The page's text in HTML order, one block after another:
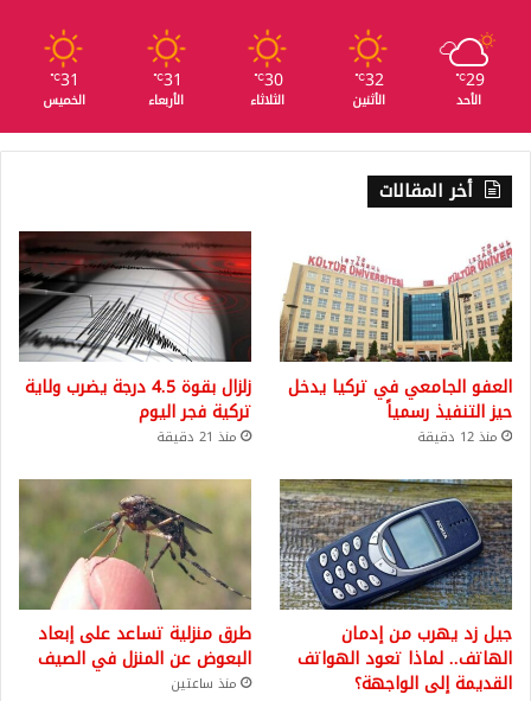
29
℃
الأحد
32
℃
الأثنين
30
℃
الثلاثاء
31
℃
الأربعاء
31
℃
الخميس
أخر المقالات
العفو الجامعي في تركيا يدخل
حيز التنفيذ رسمياً
منذ 12 دقيقة
زلزال بقوة 4.5 درجة يضرب ولاية
تركية فجر اليوم
منذ 21 دقيقة
جيل زد يهرب من إدمان
الهاتف.. لماذا تعود الهواتف
القديمة إلى الواجهة؟
طرق منزلية تساعد على إبعاد
البعوض عن المنزل في الصيف
منذ ساعتين